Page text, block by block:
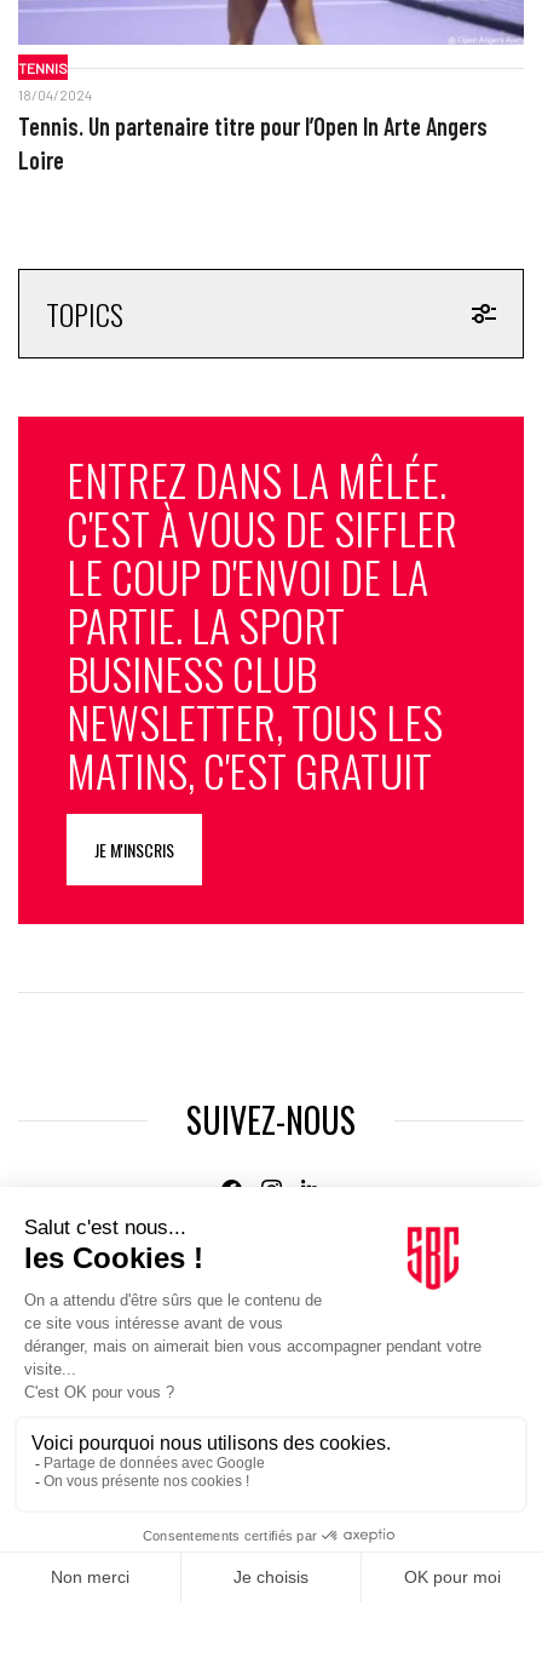
TENNIS
18/04/2024
Tennis. Un partenaire titre pour l’Open In Arte Angers
Loire
TOPICS
ENTREZ DANS LA MÊLÉE.
C'EST À VOUS DE SIFFLER
LE COUP D'ENVOI DE LA
PARTIE. LA SPORT
BUSINESS CLUB
NEWSLETTER, TOUS LES
MATINS, C'EST GRATUIT
JE M'INSCRIS
SUIVEZ-NOUS
Agence web:Novius